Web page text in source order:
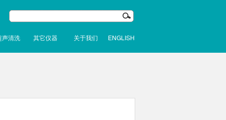
声清洗 其它仪器 关于我们 ENGLISH